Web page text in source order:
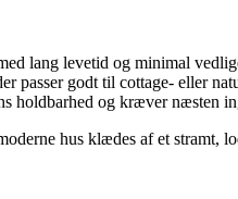
lang levetid og minimal
passer godt til cottage- eller
holdbarhed og kræver næsten
hus klædes af et stramt,